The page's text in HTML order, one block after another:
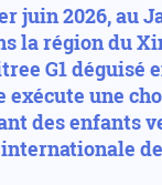
juin 2026, au
la région du
G1 déguisé
exécute une
des enfants
de